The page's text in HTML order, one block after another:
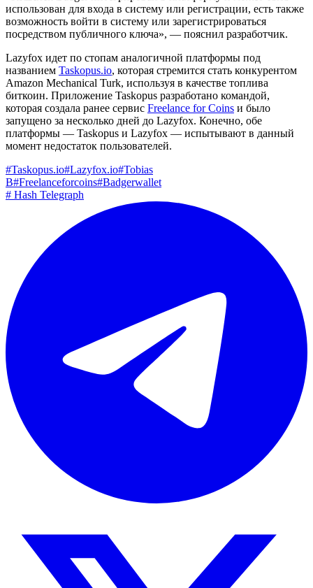
использован для входа в систему или регистрации, есть также
возможность войти в систему или зарегистрироваться
посредством публичного ключа», — пояснил разработчик.
Lazyfox идет по стопам аналогичной платформы под
названием Taskopus.io, которая стремится стать конкурентом
Amazon Mechanical Turk, используя в качестве топлива
биткоин. Приложение Taskopus разработано командой,
которая создала ранее сервис Freelance for Coins и было
запущено за несколько дней до Lazyfox. Конечно, обе
платформы — Taskopus и Lazyfox — испытывают в данный
момент недостаток пользователей.
#Taskopus.io#Lazyfox.io#Tobias
B#Freelanceforcoins#Badgerwallet
# Hash Telegraph